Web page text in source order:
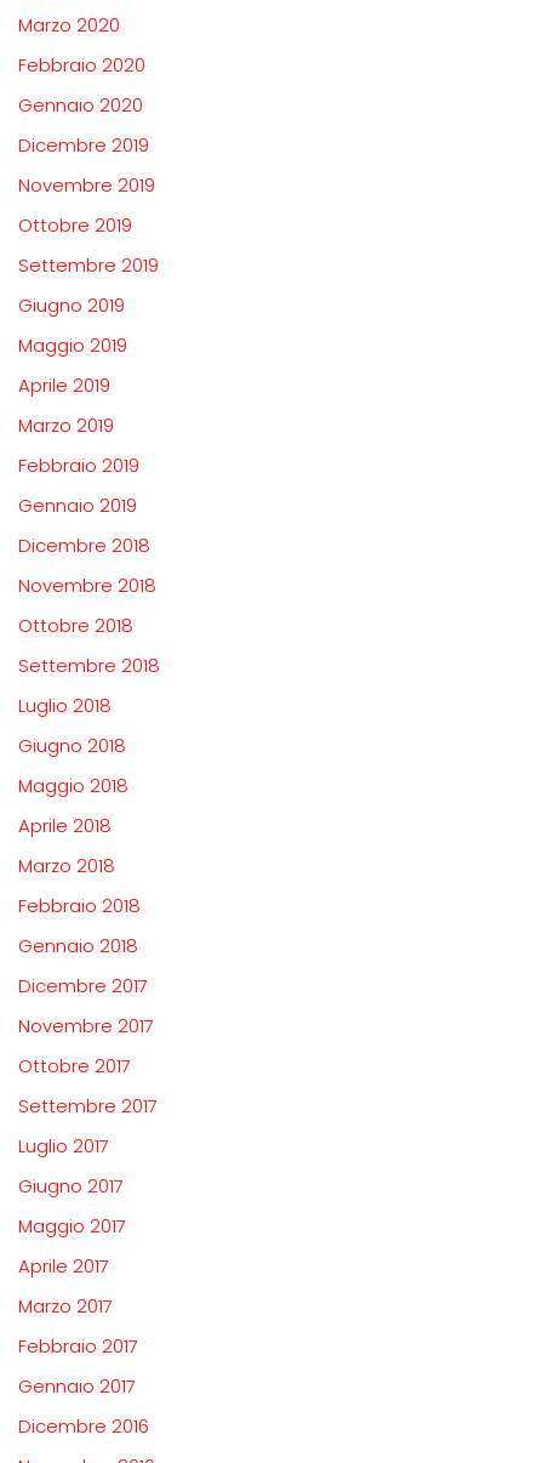
Marzo 2020
Febbraio 2020
Gennaio 2020
Dicembre 2019
Novembre 2019
Ottobre 2019
Settembre 2019
Giugno 2019
Maggio 2019
Aprile 2019
Marzo 2019
Febbraio 2019
Gennaio 2019
Dicembre 2018
Novembre 2018
Ottobre 2018
Settembre 2018
Luglio 2018
Giugno 2018
Maggio 2018
Aprile 2018
Marzo 2018
Febbraio 2018
Gennaio 2018
Dicembre 2017
Novembre 2017
Ottobre 2017
Settembre 2017
Luglio 2017
Giugno 2017
Maggio 2017
Aprile 2017
Marzo 2017
Febbraio 2017
Gennaio 2017
Dicembre 2016